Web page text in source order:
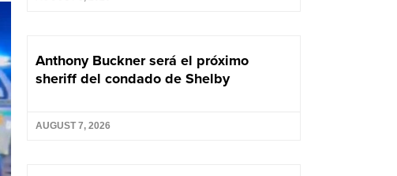
Anthony Buckner será el próximo
sheriff del condado de Shelby
AUGUST 7, 2026